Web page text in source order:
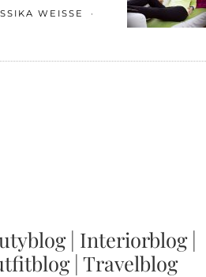
WEISSE
| Interiorblog|
| Travelblog